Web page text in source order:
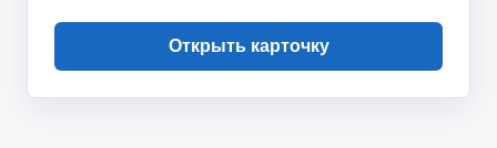
Открыть карточку